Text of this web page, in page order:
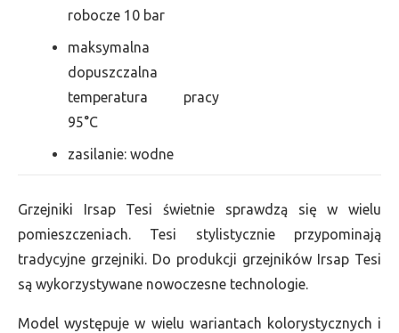
robocze 10 bar
maksymalna
dopuszczalna
temperatura pracy
95°C
zasilanie: wodne
Grzejniki Irsap Tesi świetnie sprawdzą się w wielu
pomieszczeniach. Tesi stylistycznie przypominają
tradycyjne grzejniki. Do produkcji grzejników Irsap Tesi
są wykorzystywane nowoczesne technologie.
Model występuje w wielu wariantach kolorystycznych i